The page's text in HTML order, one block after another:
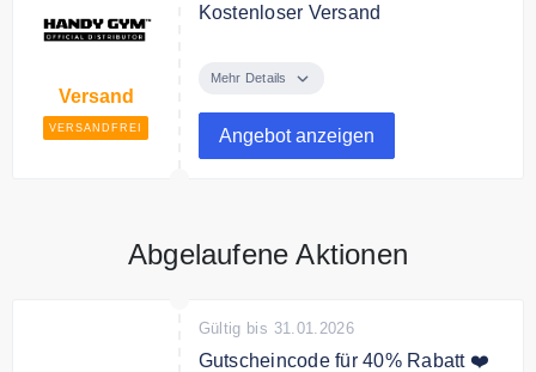
Versand
VERSANDFREI
Kostenloser Versand
Gym versandkostenfrei.
Mehr Details
Angebot anzeigen
Abgelaufene Aktionen
Gültig bis 31.01.2026
Gutscheincode für 40% Rabatt ❤️